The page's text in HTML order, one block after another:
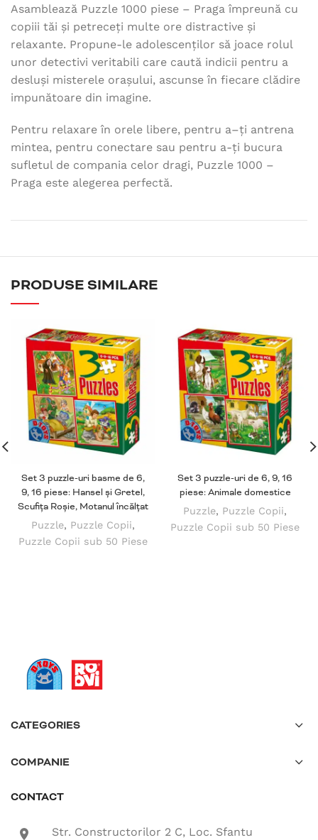
Asamblează Puzzle 1000 piese – Praga împreună cu
copiii tăi și petreceți multe ore distractive și
relaxante. Propune-le adolescenților să joace rolul
unor detectivi veritabili care caută indicii pentru a
desluși misterele orașului, ascunse în fiecare clădire
impunătoare din imagine.
Pentru relaxare în orele libere, pentru a–ți antrena
mintea, pentru conectare sau pentru a-ți bucura
sufletul de compania celor dragi, Puzzle 1000 –
Praga este alegerea perfectă.
PRODUSE SIMILARE
Set 3 puzzle-uri basme de 6,
9, 16 piese: Hansel și Gretel,
Scufița Roșie, Motanul încălțat
Puzzle, Puzzle Copii,
Puzzle Copii sub 50 Piese
Set 3 puzzle-uri de 6, 9, 16
piese: Animale domestice
Puzzle, Puzzle Copii,
Puzzle Copii sub 50 Piese
CATEGORIES
COMPANIE
CONTACT
location-icon Str. Constructorilor 2 C, Loc. Sfantu